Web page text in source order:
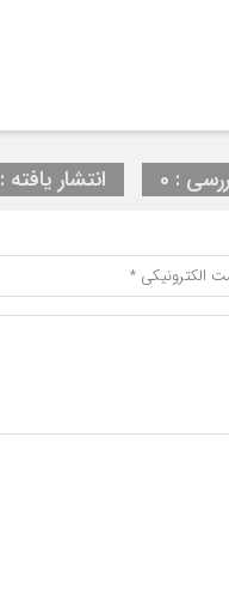
: 0 انتشار یافته : 0